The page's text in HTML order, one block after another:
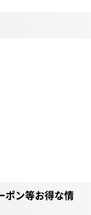
ポン等お得な情